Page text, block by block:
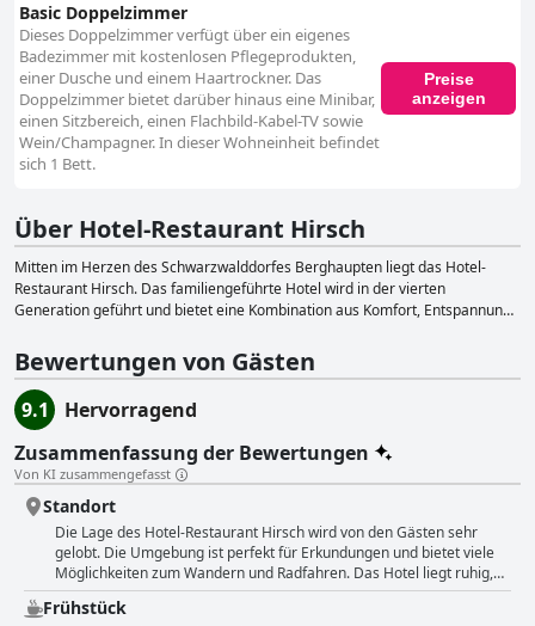
Basic Doppelzimmer
Dieses Doppelzimmer verfügt über ein eigenes
Badezimmer mit kostenlosen Pflegeprodukten,
einer Dusche und einem Haartrockner. Das
Doppelzimmer bietet darüber hinaus eine Minibar,
einen Sitzbereich, einen Flachbild-Kabel-TV sowie
Wein/Champagner. In dieser Wohneinheit befindet
sich 1 Bett.
Preise
anzeigen
Über Hotel-Restaurant Hirsch
Mitten im Herzen des Schwarzwalddorfes Berghaupten liegt das Hotel-
Restaurant Hirsch. Das familiengeführte Hotel wird in der vierten
Generation geführt und bietet eine Kombination aus Komfort, Entspannung
kostenlosem WLAN-Zugang ausgestattet. Die zentrale Lage des Hotels
ermöglicht es den Gästen, die attraktiven Ausflugsziele in der Ortenau und
im Elsass sowie den Messestandort Offenburg schnell zu erreichen. Der
Bahnhof in Gengenbach ist in 5 Fahrminuten zu erreichen. Die Gäste
Einzelzimmern, Suiten und Appartements wählen. Das Restaurant des
Hotels bietet traditionelle badische Küche mit französisch-mediterranen
Einflüssen. Auf der Speisekarte finden sich neben bekannten Klassikern
auch wechselnde Gerichte und neue Kreationen. Das Restaurant verwendet
saisonale und regionale Produkte, um die Gäste mit dem Besten zu
verwöhnen, was die Region Baden zu bieten hat. Die Gäste können ihre
Mahlzeiten auf der schönen Gartenterrasse des Hotels genießen, während
sie an hervorragenden Weinen aus der Ortenauer Region nippen. Das
Bewertungen von Gästen
9.1
Hervorragend
Zusammenfassung der Bewertungen
Von KI zusammengefasst
Standort
Die Lage des Hotel-Restaurant Hirsch wird von den Gästen sehr
gelobt. Die Umgebung ist perfekt für Erkundungen und bietet viele
Möglichkeiten zum Wandern und Radfahren. Das Hotel liegt ruhig,
aber verkehrsgünstig, denn eine Bushaltestelle ist nur 300 m
entfernt. Obwohl der Ort selbst keine kommerzielle Struktur
Frühstück